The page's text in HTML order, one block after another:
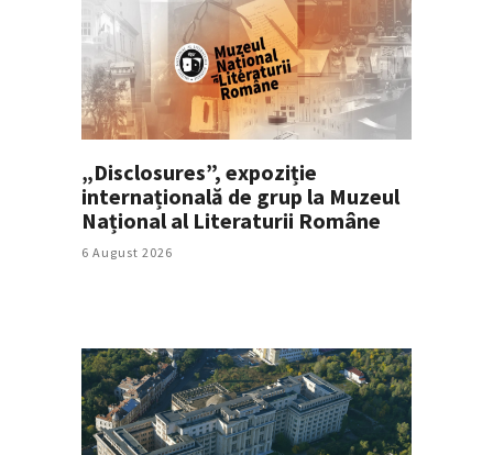
„Disclosures”, expoziție
internațională de grup la Muzeul
Național al Literaturii Române
6 August 2026